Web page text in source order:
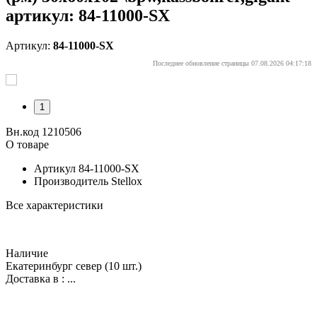
артикул: 84-11000-SX
Артикул: 84-11000-SX
Последнее обновление страницы 07.08.2026 04:17:18
1
Вн.код 1210506
О товаре
Артикул 84-11000-SX
Производитель Stellox
Все характеристики
Наличие
Екатеринбург север (10 шт.)
Доставка в : ...